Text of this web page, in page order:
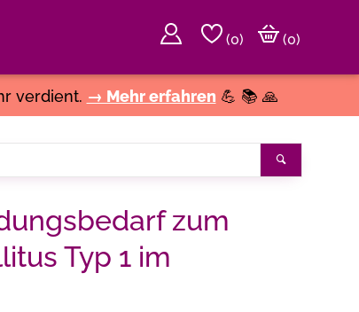
(0)
(0)
verdient. → Mehr erfahren 💪 📚 🙏
zum
Typ 1 im